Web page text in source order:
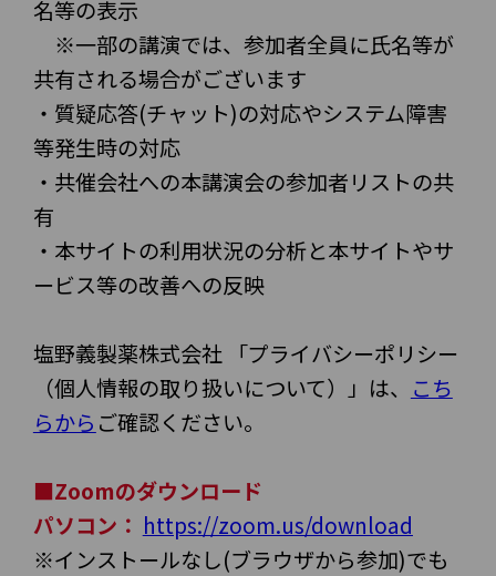
名等の表示
※一部の講演では、参加者全員に氏名等が
共有される場合がございます
・質疑応答(チャット)の対応やシステム障害
等発生時の対応
・共催会社への本講演会の参加者リストの共
有
・本サイトの利用状況の分析と本サイトやサ
ービス等の改善への反映
塩野義製薬株式会社 「プライバシーポリシー
（個人情報の取り扱いについて）」は、 こち
らから ご確認ください。
■Zoomのダウンロード
パソコン： https://zoom.us/download
※インストールなし(ブラウザから参加)でも